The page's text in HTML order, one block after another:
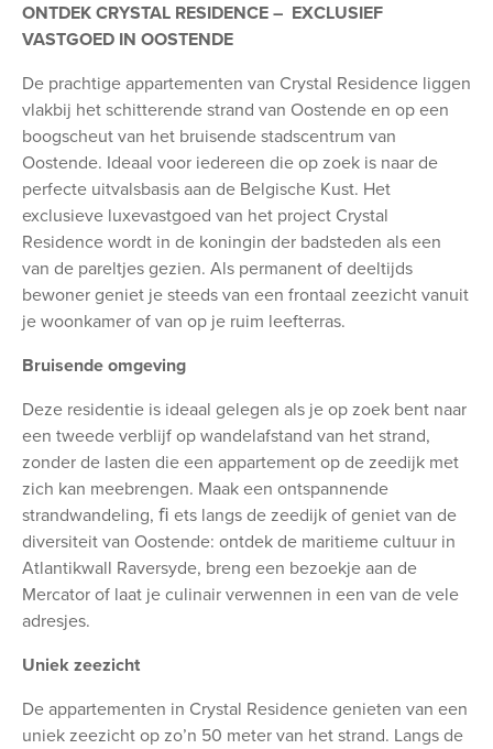
ONTDEK CRYSTAL RESIDENCE – EXCLUSIEF
VASTGOED IN OOSTENDE
De prachtige appartementen van Crystal Residence liggen
vlakbij het schitterende strand van Oostende en op een
boogscheut van het bruisende stadscentrum van
Oostende. Ideaal voor iedereen die op zoek is naar de
perfecte uitvalsbasis aan de Belgische Kust. Het
exclusieve luxevastgoed van het project Crystal
Residence wordt in de koningin der badsteden als een
van de pareltjes gezien. Als permanent of deeltijds
bewoner geniet je steeds van een frontaal zeezicht vanuit
je woonkamer of van op je ruim leefterras.
Bruisende omgeving
Deze residentie is ideaal gelegen als je op zoek bent naar
een tweede verblijf op wandelafstand van het strand,
zonder de lasten die een appartement op de zeedijk met
zich kan meebrengen. Maak een ontspannende
strandwandeling, ﬁ ets langs de zeedijk of geniet van de
diversiteit van Oostende: ontdek de maritieme cultuur in
Atlantikwall Raversyde, breng een bezoekje aan de
Mercator of laat je culinair verwennen in een van de vele
adresjes.
Uniek zeezicht
De appartementen in Crystal Residence genieten van een
uniek zeezicht op zo’n 50 meter van het strand. Langs de